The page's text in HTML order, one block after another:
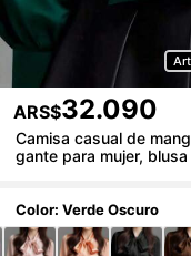
ARS$32.090
Camisa casual de
gante para mujer,
tela suave y
ada, adecuada para
Color: Verde Oscuro